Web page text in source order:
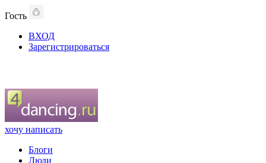
Гость
ВХОД
Зарегистрироваться
хочу написать
Блоги
Люди